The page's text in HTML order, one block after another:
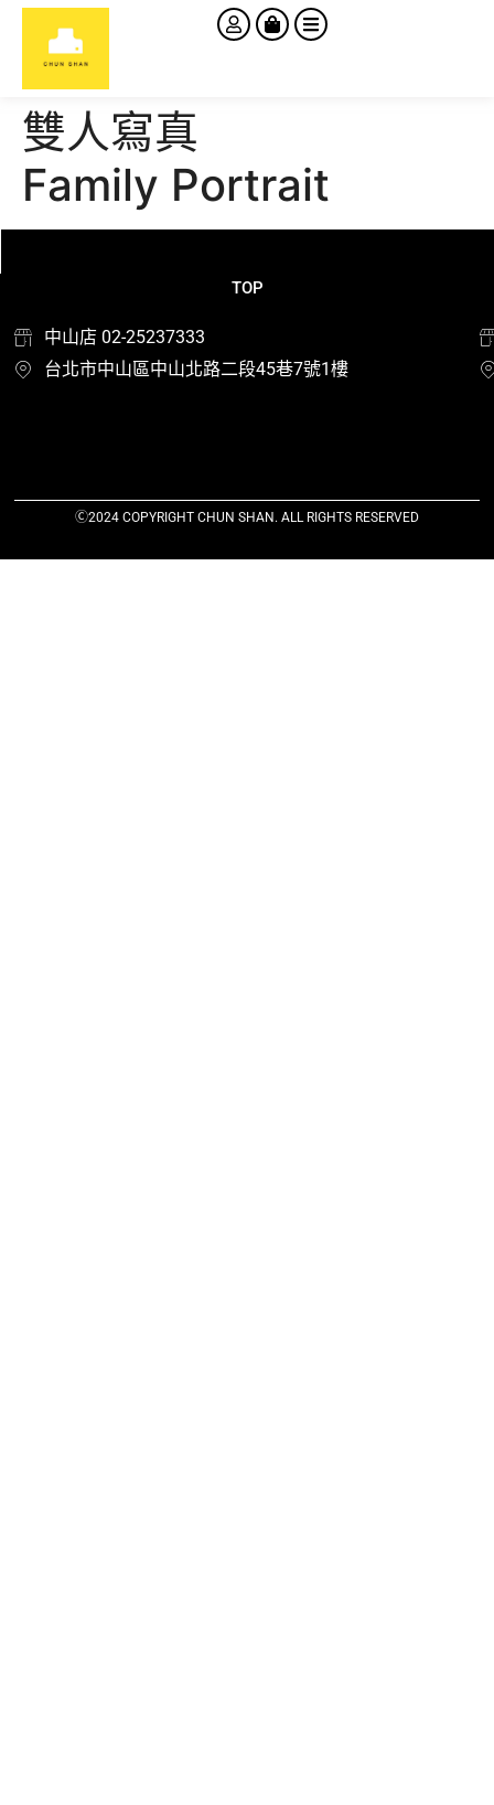
雙人寫真
Family Portrait
TOP
中山店 02-25237333
台北市中山區中山北路二段45巷7號1樓
Ⓒ2024 COPYRIGHT CHUN SHAN. ALL RIGHTS RESERVED